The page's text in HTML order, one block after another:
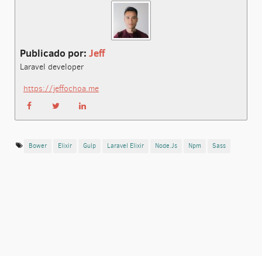
Publicado por: Jeff
Laravel developer
https://jeffochoa.me
Bower Elixir Gulp Laravel Elixir Node.js Npm Sass